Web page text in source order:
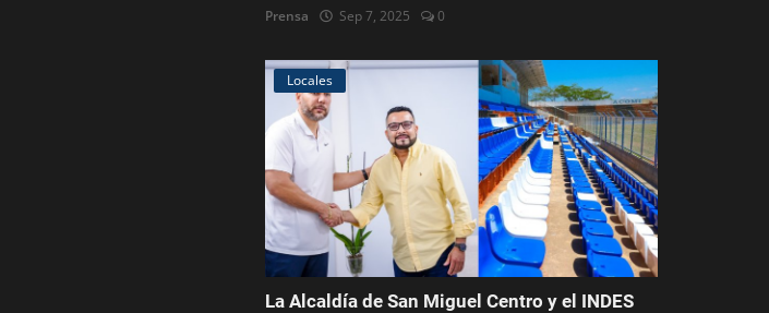
Prensa Sep 7, 2025 0
Locales
La Alcaldía de San Miguel Centro y el INDES